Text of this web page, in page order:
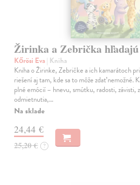
Žirinka a Zebrička
Kőrösi Eva| Kniha
Kniha o Žirinke, Zebričke a ich kamarátoch
riešení aj tam, kde sa to môže zdať nemožné.
plné emócií – hnevu, smútku, radosti, závisti,
odmietnutia,…
Na sklade
24,44 €
25,20 € ?